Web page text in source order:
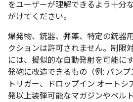
をユーザーが理解できるよう十分
がけてください。
爆発物、銃器、弾薬、特定の銃器
クションは許可されません。制限
には、擬似的な自動発射を可能に
発砲に改造できるもの（例: バン
トリガー、ドロップイン オートシ
発以上装弾可能なマガジンやベル